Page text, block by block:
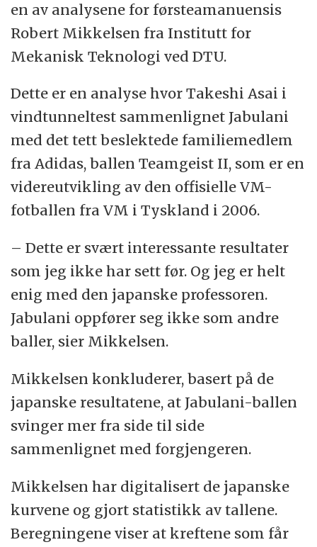
en av analysene for førsteamanuensis
Robert Mikkelsen fra Institutt for
Mekanisk Teknologi ved DTU.
Dette er en analyse hvor Takeshi Asai i
vindtunneltest sammenlignet Jabulani
med det tett beslektede familiemedlem
fra Adidas, ballen Teamgeist II, som er en
videreutvikling av den offisielle VM-
fotballen fra VM i Tyskland i 2006.
– Dette er svært interessante resultater
som jeg ikke har sett før. Og jeg er helt
enig med den japanske professoren.
Jabulani oppfører seg ikke som andre
baller, sier Mikkelsen.
Mikkelsen konkluderer, basert på de
japanske resultatene, at Jabulani-ballen
svinger mer fra side til side
sammenlignet med forgjengeren.
Mikkelsen har digitalisert de japanske
kurvene og gjort statistikk av tallene.
Beregningene viser at kreftene som får